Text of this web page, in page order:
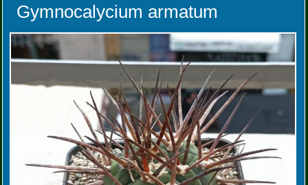
Gymnocalycium armatum